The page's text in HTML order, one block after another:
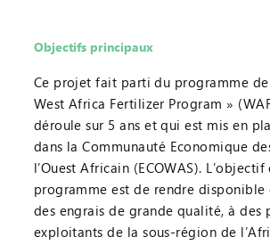
Objectifs principaux
Ce projet fait parti du programme de
West Africa Fertilizer Program »
déroule sur 5 ans et qui est mis en
dans la Communauté Economique
l’Ouest Africain (ECOWAS). L’objectif
programme est de rendre disponible
des engrais de grande qualité, à des
exploitants de la sous-région de